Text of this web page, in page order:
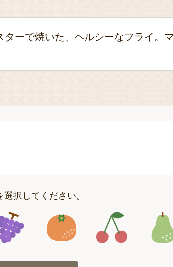
ーで焼いた、ヘルシーなフライ。
択してください。
ン3 アイコン4 アイコン5 アイコン6